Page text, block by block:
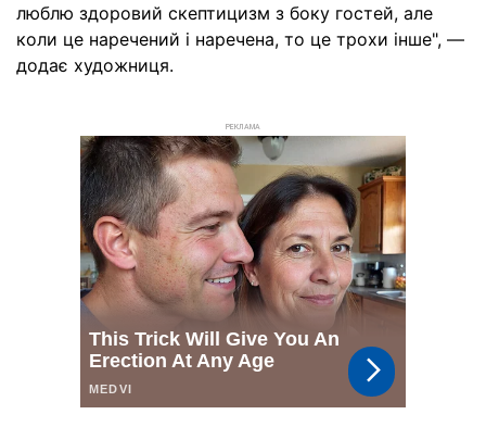
люблю здоровий скептицизм з боку гостей, але
коли це наречений і наречена, то це трохи інше", —
додає художниця.
РЕКЛАМА